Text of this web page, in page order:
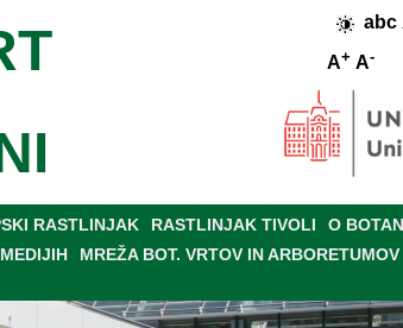
abc
A+ A-
RASTLINJAK RASTLINJAK TIVOLI O
MREŽA BOT. VRTOV IN ARBORETUMOV